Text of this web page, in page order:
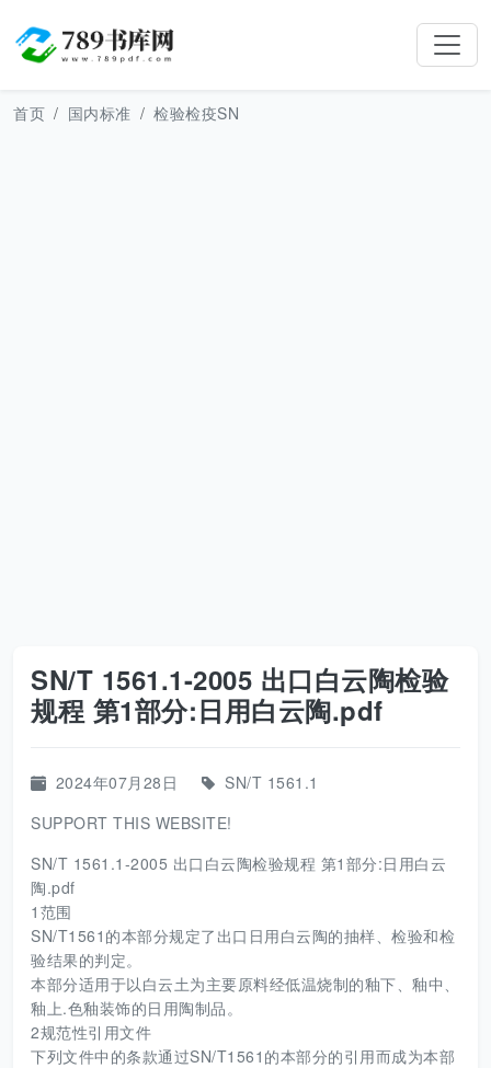
首页 国内标准 检验检疫SN
SN/T 1561.1-2005 出口白云陶检验
规程 第1部分:日用白云陶.pdf
2024年07月28日
SN/T 1561.1
SUPPORT THIS WEBSITE!
SN/T 1561.1-2005 出口白云陶检验规程 第1部分:日用白云
陶.pdf
1范围
SN/T1561的本部分规定了出口日用白云陶的抽样、检验和检
验结果的判定。
本部分适用于以白云土为主要原料经低温烧制的釉下、釉中、
釉上.色釉装饰的日用陶制品。
2规范性引用文件
下列文件中的条款通过SN/T1561的本部分的引用而成为本部